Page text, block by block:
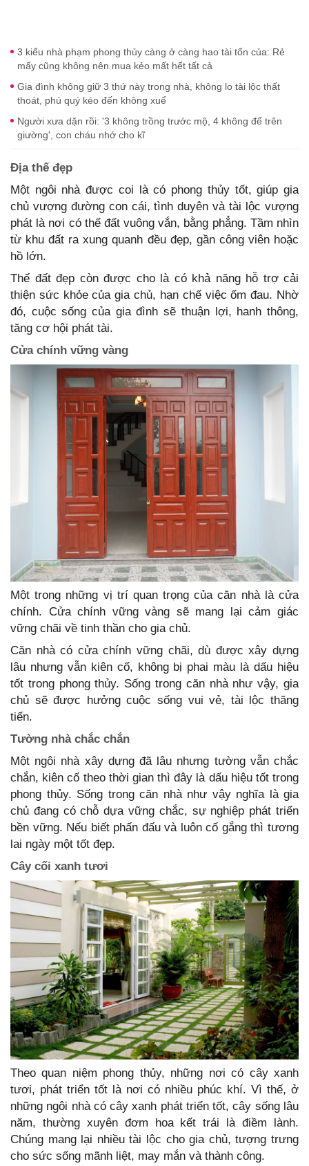
3 kiểu nhà phạm phong thủy càng ở càng hao tài tốn của: Rẻ
mấy cũng không nên mua kẻo mất hết tất cả
Gia đình không giữ 3 thứ này trong nhà, không lo tài lộc thất
thoát, phú quý kéo đến không xuể
Người xưa dặn rồi: '3 không trồng trước mộ, 4 không để trên
giường', con cháu nhớ cho kĩ
Địa thế đẹp
Một ngôi nhà được coi là có phong thủy tốt, giúp gia
chủ vượng đường con cái, tình duyên và tài lộc vượng
phát là nơi có thế đất vuông vắn, bằng phẳng. Tầm nhìn
từ khu đất ra xung quanh đều đẹp, gần công viên hoặc
hồ lớn.
Thế đất đẹp còn được cho là có khả năng hỗ trợ cải
thiện sức khỏe của gia chủ, hạn chế việc ốm đau. Nhờ
đó, cuộc sống của gia đình sẽ thuận lợi, hanh thông,
tăng cơ hội phát tài.
Cửa chính vững vàng
Một trong những vị trí quan trọng của căn nhà là cửa
chính. Cửa chính vững vàng sẽ mang lại cảm giác
vững chãi về tinh thần cho gia chủ.
Căn nhà có cửa chính vững chãi, dù được xây dựng
lâu nhưng vẫn kiên cố, không bị phai màu là dấu hiệu
tốt trong phong thủy. Sống trong căn nhà như vậy, gia
chủ sẽ được hưởng cuộc sống vui vẻ, tài lộc thăng
tiến.
Tường nhà chắc chắn
Một ngôi nhà xây dựng đã lâu nhưng tường vẫn chắc
chắn, kiên cố theo thời gian thì đây là dấu hiệu tốt trong
phong thủy. Sống trong căn nhà như vậy nghĩa là gia
chủ đang có chỗ dựa vững chắc, sự nghiệp phát triển
bền vững. Nếu biết phấn đấu và luôn cố gắng thì tương
lai ngày một tốt đẹp.
Cây cối xanh tươi
Theo quan niệm phong thủy, những nơi có cây xanh
tươi, phát triển tốt là nơi có nhiều phúc khí. Vì thế, ở
những ngôi nhà có cây xanh phát triển tốt, cây sống lâu
năm, thường xuyên đơm hoa kết trái là điềm lành.
Chúng mang lại nhiều tài lộc cho gia chủ, tượng trưng
cho sức sống mãnh liệt, may mắn và thành công.